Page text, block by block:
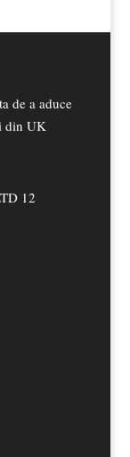
de a aduce
din UK
12